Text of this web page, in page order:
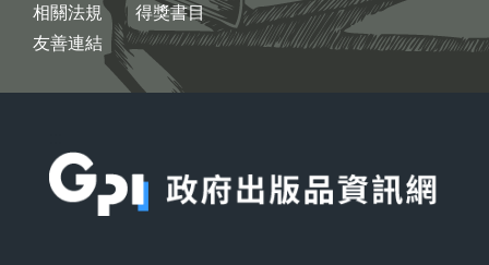
相關法規
友善連結
得獎書目